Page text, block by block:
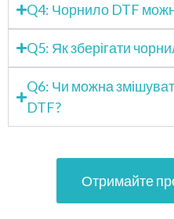
Q4: Чорнило DTF
Q5: Як зберігати
Q6: Чи можна
DTF?
Отримайте